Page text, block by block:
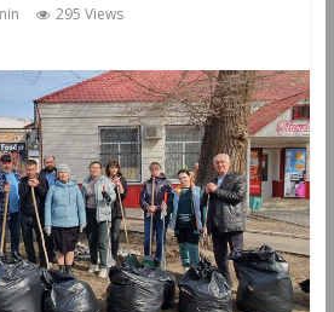
295 Views